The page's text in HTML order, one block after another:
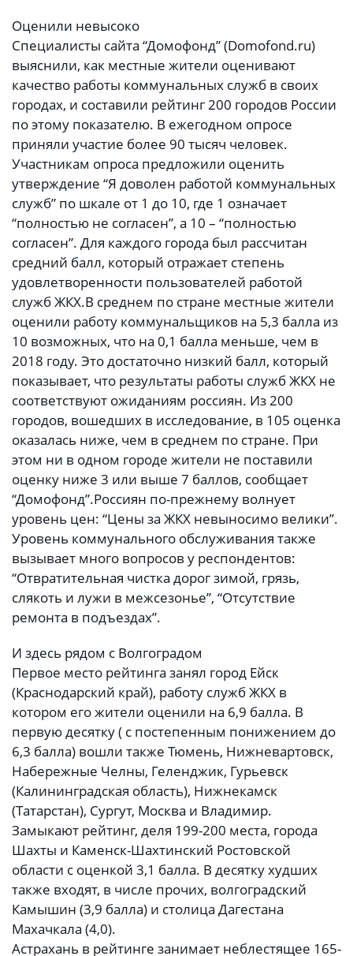
Оценили невысоко
Специалисты сайта “Домофонд” (Domofond.ru)
выяснили, как местные жители оценивают
качество работы коммунальных служб в своих
городах, и составили рейтинг 200 городов России
по этому показателю. В ежегодном опросе
приняли участие более 90 тысяч человек.
Участникам опроса предложили оценить
утверждение “Я доволен работой коммунальных
служб” по шкале от 1 до 10, где 1 означает
“полностью не согласен”, а 10 – “полностью
согласен”. Для каждого города был рассчитан
средний балл, который отражает степень
удовлетворенности пользователей работой
служб ЖКХ.В среднем по стране местные жители
оценили работу коммунальщиков на 5,3 балла из
10 возможных, что на 0,1 балла меньше, чем в
2018 году. Это достаточно низкий балл, который
показывает, что результаты работы служб ЖКХ не
соответствуют ожиданиям россиян. Из 200
городов, вошедших в исследование, в 105 оценка
оказалась ниже, чем в среднем по стране. При
этом ни в одном городе жители не поставили
оценку ниже 3 или выше 7 баллов, сообщает
“Домофонд”.Россиян по-прежнему волнует
уровень цен: “Цены за ЖКХ невыносимо велики”.
Уровень коммунального обслуживания также
вызывает много вопросов у респондентов:
“Отвратительная чистка дорог зимой, грязь,
слякоть и лужи в межсезонье”, “Отсутствие
ремонта в подъездах”.
И здесь рядом с Волгоградом
Первое место рейтинга занял город Ейск
(Краснодарский край), работу служб ЖКХ в
котором его жители оценили на 6,9 балла. В
первую десятку ( с постепенным понижением до
6,3 балла) вошли также Тюмень, Нижневартовск,
Набережные Челны, Геленджик, Гурьевск
(Калининградская область), Нижнекамск
(Татарстан), Сургут, Москва и Владимир.
Замыкают рейтинг, деля 199-200 места, города
Шахты и Каменск-Шахтинский Ростовской
области с оценкой 3,1 балла. В десятку худших
также входят, в числе прочих, волгоградский
Камышин (3,9 балла) и столица Дагестана
Махачкала (4,0).
Астрахань в рейтинге занимает неблестящее 165-